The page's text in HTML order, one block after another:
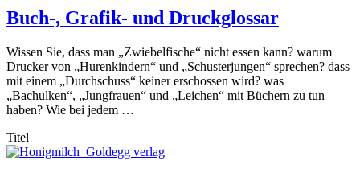
Buch-, Grafik- und Druckglossar
Wissen Sie, dass man „Zwiebelfische“ nicht essen kann? warum
Drucker von „Hurenkindern“ und „Schusterjungen“ sprechen? dass
mit einem „Durchschuss“ keiner erschossen wird? was
„Bachulken“, „Jungfrauen“ und „Leichen“ mit Büchern zu tun
haben? Wie bei jedem …
Titel